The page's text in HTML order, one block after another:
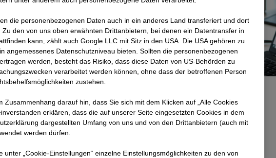
Management in Stuttgart. Durch einen Freund, der auch
sie auf STRABAG aufmerksam geworden. Und seitdem ist
es weiterging, erzählt sie selbst:
die personenbezogenen Daten auch in ein anderes Land transferiert und dort
den von uns oben erwähnten Drittanbietern, bei denen ein Datentransfer in
kann, zählt auch Google LLC mit Sitz in den USA. Die USA gehören zu
angemessenes Datenschutzniveau bieten. Sollten die personenbezogenen
werden, besteht das Risiko, dass diese Daten von US-Behörden zu
verarbeitet werden können, ohne dass der betroffenen Person
zustehen.
Zusammenhang darauf hin, dass Sie sich mit dem Klicken auf „Alle Cookies
erklären, dass die auf unserer Seite eingesetzten Cookies in dem
dargestellten Umfang von uns und von den Drittanbietern (auch mit
werden dürfen.
unter „Cookie-Einstellungen“ einzelne Einstellungsmöglichkeiten zu den von